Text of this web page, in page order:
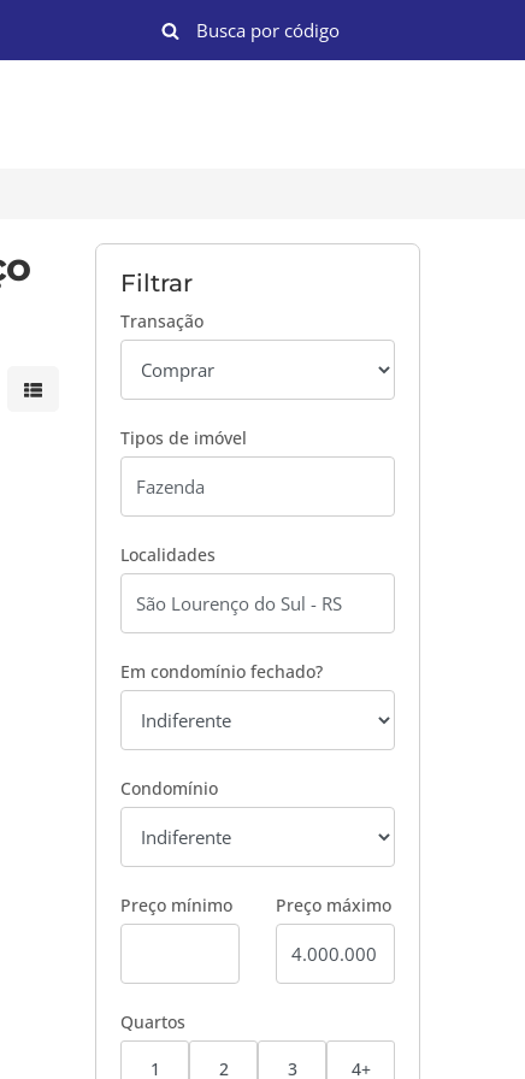
resultados em grade
Mostrar resultados em lista
Filtrar
Transação
Tipos de imóvel
Localidades
Em condomínio fechado?
Condomínio
Preço mínimo Preço máximo
Quartos
1 2 3 4+